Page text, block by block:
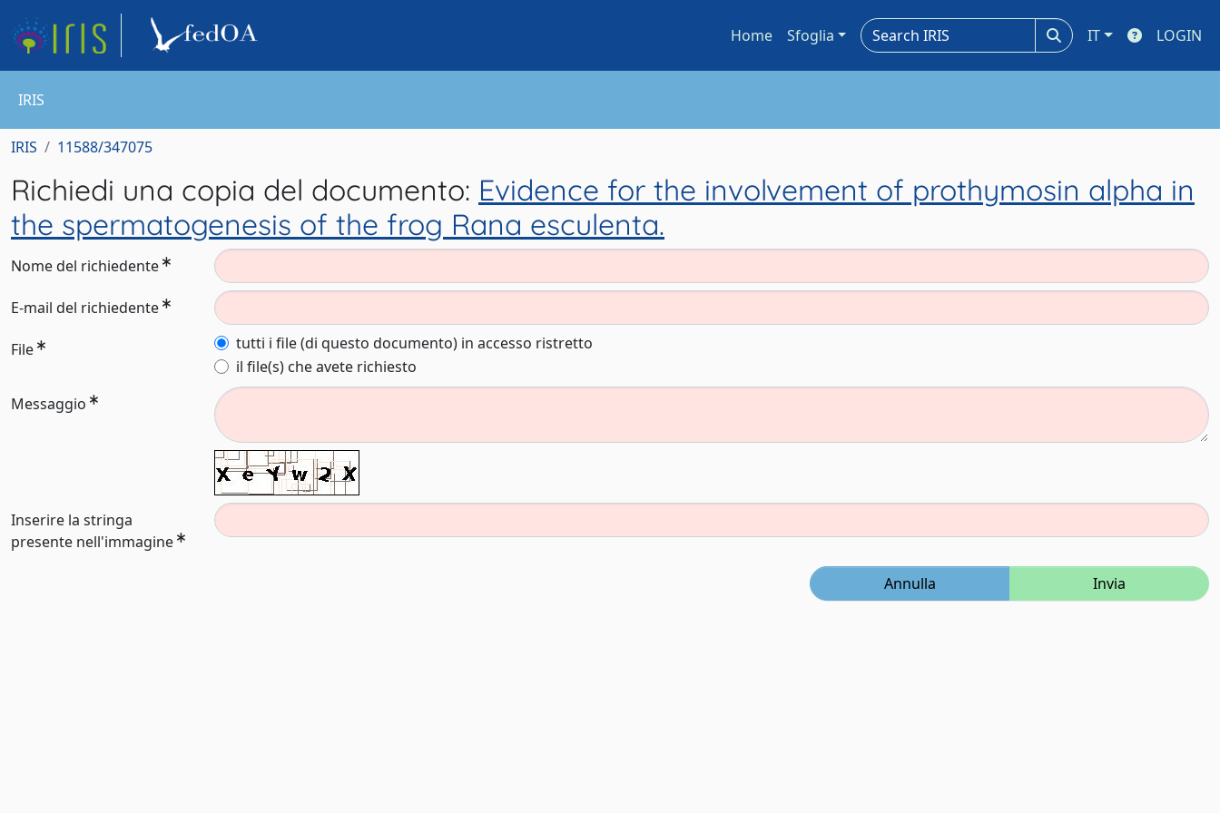
Home Sfoglia IT LOGIN
IRIS
IRIS 11588/347075
Richiedi una copia del documento: Evidence for the involvement of prothymosin alpha in
the spermatogenesis of the frog Rana esculenta.
Nome del richiedente
E-mail del richiedente
File
tutti i file (di questo documento) in accesso ristretto
il file(s) che avete richiesto
Messaggio
Inserire la stringa
presente nell'immagine
Annulla Invia